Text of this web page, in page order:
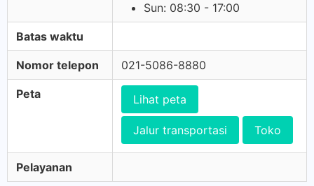
Sun: 08:30 - 17:00
Batas waktu
Nomor telepon 021-5086-8880
Peta Lihat peta
Jalur transportasi Toko
Pelayanan